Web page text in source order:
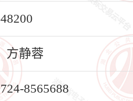
方静蓉
8565688